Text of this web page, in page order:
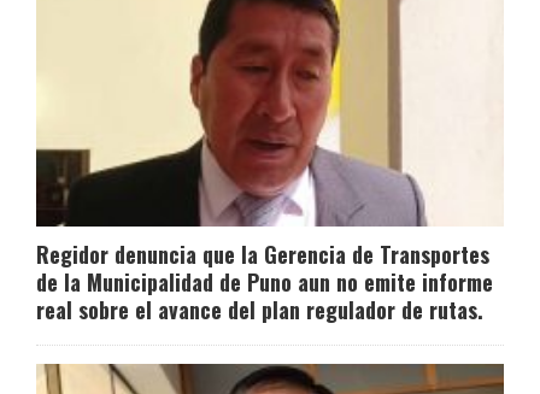
Regidor denuncia que la Gerencia de Transportes
de la Municipalidad de Puno aun no emite informe
real sobre el avance del plan regulador de rutas.